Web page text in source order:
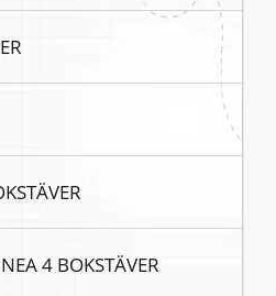
4 BOKSTÄVER